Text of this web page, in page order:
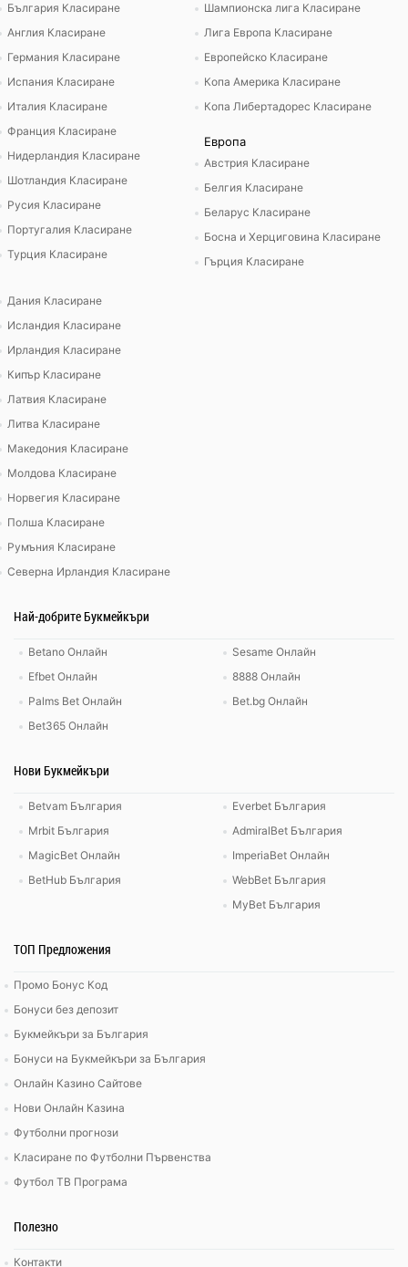
България Класиране
Англия Класиране
Германия Класиране
Испания Класиране
Италия Класиране
Франция Класиране
Нидерландия Класиране
Шотландия Класиране
Русия Класиране
Португалия Класиране
Турция Класиране
Шампионска лига Класиране
Лига Европа Класиране
Европейско Класиране
Копа Америка Класиране
Копа Либертадорес Класиране
Европа
Австрия Класиране
Белгия Класиране
Беларус Класиране
Босна и Херциговина Класиране
Гърция Класиране
Дания Класиране
Исландия Класиране
Ирландия Класиране
Кипър Класиране
Латвия Класиране
Литва Класиране
Македония Класиране
Молдова Класиране
Норвегия Класиране
Полша Класиране
Румъния Класиране
Северна Ирландия Класиране
Най-добрите Букмейкъри
Betano Онлайн
Efbet Онлайн
Palms Bet Онлайн
Bet365 Онлайн
Sesame Онлайн
8888 Онлайн
Bet.bg Онлайн
Нови Букмейкъри
Betvam България
Mrbit България
MagicBet Онлайн
BetHub България
Everbet България
AdmiralBet България
ImperiaBet Онлайн
WebBet България
MyBet България
ТОП Предложения
Промо Бонус Код
Бонуси без депозит
Букмейкъри за България
Бонуси на Букмейкъри за България
Онлайн Казино Сайтове
Нови Онлайн Казина
Футболни прогнози
Класиране по Футболни Първенства
Футбол ТВ Програма
Полезно
Контакти